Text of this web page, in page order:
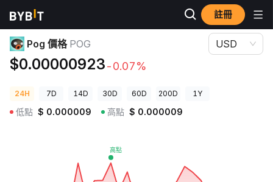
註冊
加密貨幣價格
Pog 價格 POG
$0.00000923-0.07%
USD
24H 7D 14D 30D 60D 200D 1Y
低點 $ 0.000009 高點 $ 0.000009